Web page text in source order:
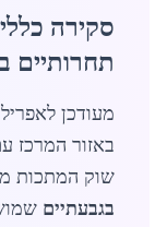
סקירה
תחרותיים
שוק המתכות
בגבעתיים